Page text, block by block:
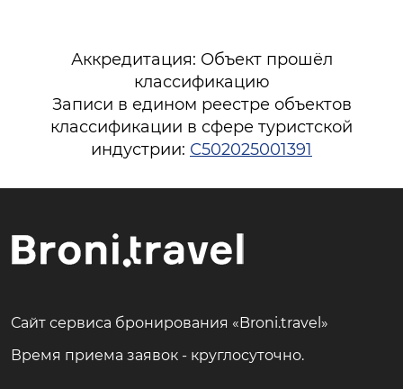
Аккредитация: Объект прошёл
классификацию
Записи в едином реестре объектов
классификации в сфере туристской
индустрии: С502025001391
Сайт сервиса бронирования «Broni.travel»
Время приема заявок - круглосуточно.